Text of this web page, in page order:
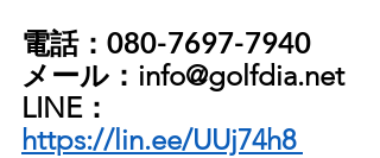
電話：080-7697-7940
メール：info@golfdia.net
LINE：
https://lin.ee/UUj74h8